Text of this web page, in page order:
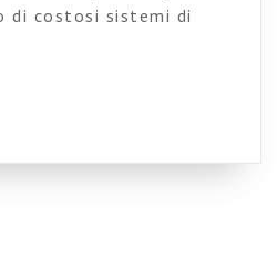
di costosi sistemi di
ad